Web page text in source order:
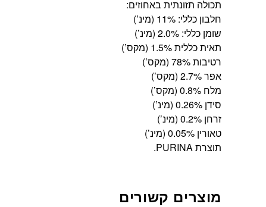
תכולה תזונתית באחוזים:
חלבון כללי: 11% (מינ’)
שומן כללי: 2.0% (מינ’)
תאית כללית 1.5% (מקס’)
רטיבות 78% (מקס’)
אפר 2.7% (מקס’)
מלח 0.8% (מקס’)
סידן 0.26% (מינ’)
זרחן 0.2% (מינ’)
טאורין 0.05% (מינ’)
תוצרת PURINA.
מוצרים קשורים